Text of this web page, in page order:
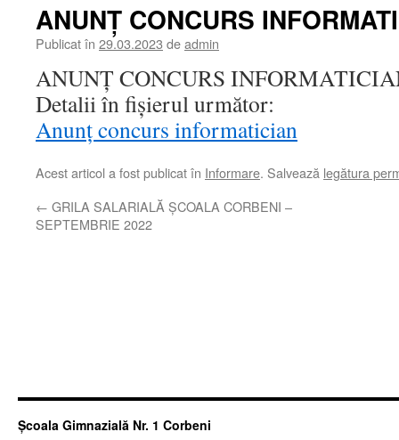
ANUNȚ CONCURS
Publicat în 29.03.2023 deadmin
ANUNȚ CONCURS
Detalii în fișierul următor:
Anunț concurs informatician
Acest articol a fost publicat în Informare. Salvează legătura
← GRILA SALARIALĂ ȘCOALA CORBENI –
SEPTEMBRIE 2022
Școala Gimnazială Nr. 1 Corbeni